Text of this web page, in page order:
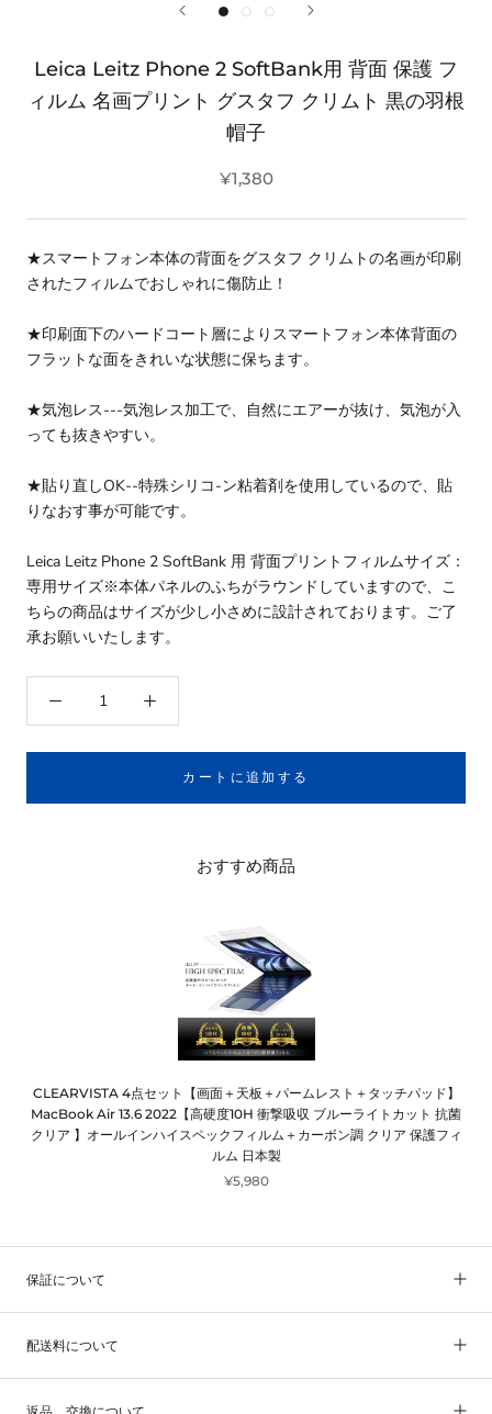
Leica Leitz Phone 2 SoftBank用 背面 保護 フ
ィルム 名画プリント グスタフ クリムト 黒の羽根
帽子
¥1,380
★スマートフォン本体の背面をグスタフ クリムトの名画が印刷
されたフィルムでおしゃれに傷防止！
★印刷面下のハードコート層によりスマートフォン本体背面の
フラットな面をきれいな状態に保ちます。
★気泡レス---気泡レス加工で、自然にエアーが抜け、気泡が入
っても抜きやすい。
★貼り直しOK--特殊シリコ-ン粘着剤を使用しているので、貼
りなおす事が可能です。
Leica Leitz Phone 2 SoftBank 用 背面プリントフィルムサイズ：
専用サイズ※本体パネルのふちがラウンドしていますので、こ
ちらの商品はサイズが少し小さめに設計されております。ご了
承お願いいたします。
カートに追加する
おすすめ商品
CLEARVISTA 4点セット【画面＋天板＋パームレスト＋タッチパッド】
MacBook Air 13.6 2022【高硬度10H 衝撃吸収 ブルーライトカット 抗菌
クリア 】オールインハイスペックフィルム＋カーボン調 クリア 保護フィ
ルム 日本製
¥5,980
保証について
配送料について